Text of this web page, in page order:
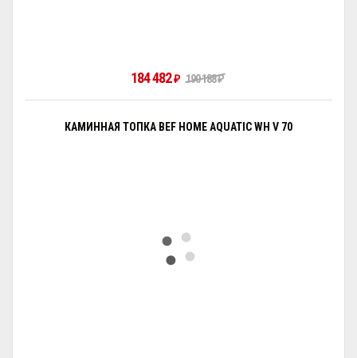
184 482₽ 190 188₽
КАМИННАЯ ТОПКА BEF HOME AQUATIC WH V 70